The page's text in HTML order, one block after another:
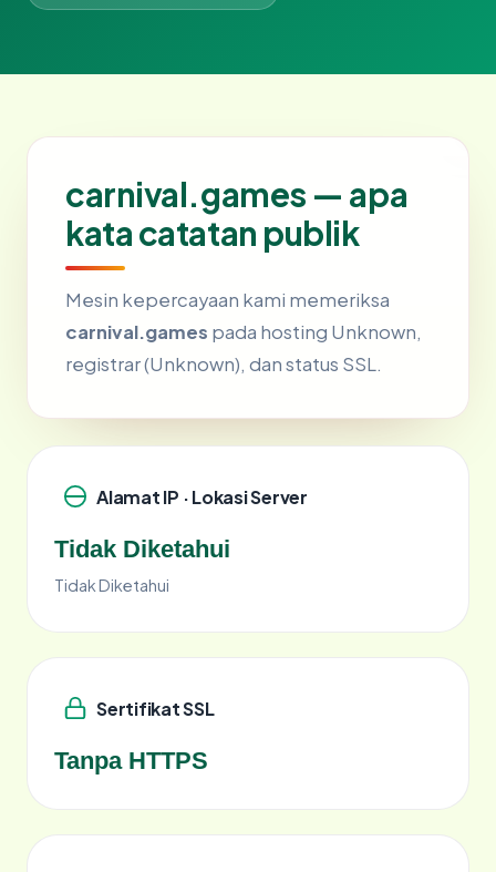
carnival.games — apa
kata catatan publik
Mesin kepercayaan kami memeriksa
carnival.games pada hosting Unknown,
registrar (Unknown), dan status SSL.
Alamat IP · Lokasi Server
Tidak Diketahui
Tidak Diketahui
Sertifikat SSL
Tanpa HTTPS